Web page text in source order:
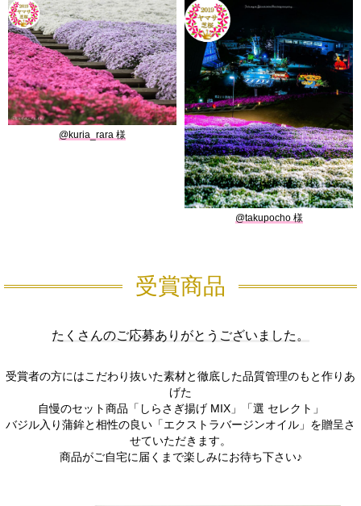
@kuria_rara
@takupocho
受賞商品
たくさんのご応募ありがとうございました。
受賞者の方にはこだわり抜いた素材と徹底した品質管理のもと作りあ
げた
自慢のセット商品「しらさぎ揚げ MIX」「選 セレクト」
バジル入り蒲鉾と相性の良い「エクストラバージンオイル」を贈呈さ
せていただきます。
商品がご自宅に届くまで楽しみにお待ち下さい♪